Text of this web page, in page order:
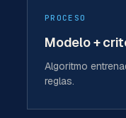
PROCESO
Modelo +
Algoritmo
reglas.